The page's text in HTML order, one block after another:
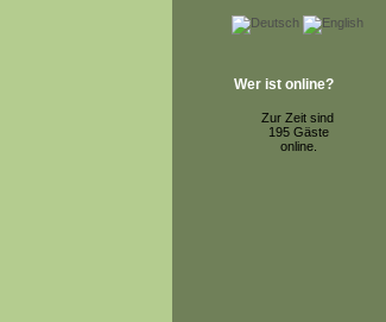
Wer ist online?
Zur Zeit sind
195 Gäste
online.